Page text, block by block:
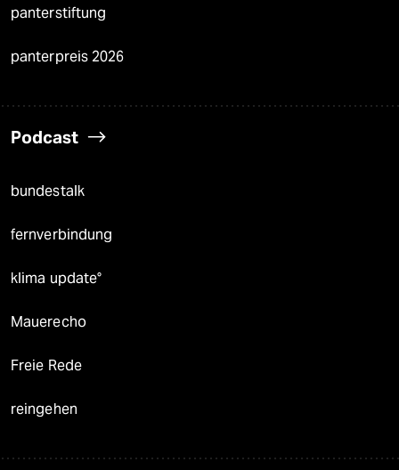
panterstiftung
panterpreis 2026
Podcast
bundestalk
fernverbindung
klima update°
Mauerecho
Freie Rede
reingehen